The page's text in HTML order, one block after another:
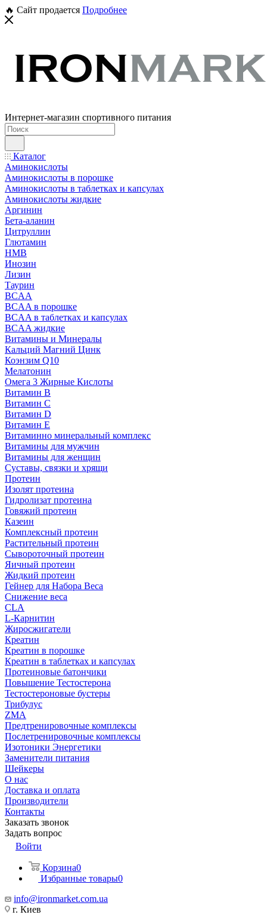
🔥 Сайт продается Подробнее
Интернет-магазин спортивного питания
Каталог
Аминокислоты
Аминокислоты в порошке
Аминокислоты в таблетках и капсулах
Аминокислоты жидкие
Аргинин
Бета-аланин
Цитруллин
Глютамин
HMB
Инозин
Лизин
Таурин
BCAA
BCAA в порошке
BCAA в таблетках и капсулах
BCAA жидкие
Витамины и Минералы
Кальций Магний Цинк
Коэнзим Q10
Мелатонин
Омега 3 Жирные Кислоты
Витамин B
Витамин C
Витамин D
Витамин E
Витаминно минеральный комплекс
Витамины для мужчин
Витамины для женщин
Суставы, связки и хрящи
Протеин
Изолят протеина
Гидролизат протеина
Говяжий протеин
Казеин
Комплексный протеин
Растительный протеин
Сывороточный протеин
Яичный протеин
Жидкий протеин
Гейнер для Набора Веса
Снижение веса
CLA
L-Карнитин
Жиросжигатели
Креатин
Креатин в порошке
Креатин в таблетках и капсулах
Протеиновые батончики
Повышение Тестостерона
Тестостероновые бустеры
Трибулус
ZMA
Предтренировочные комплексы
Послетренировочные комплексы
Изотоники Энергетики
Заменители питания
Шейкеры
О нас
Доставка и оплата
Производители
Контакты
Заказать звонок
Задать вопрос
Войти
Корзина0
Избранные товары0
info@ironmarket.com.ua
г. Киев